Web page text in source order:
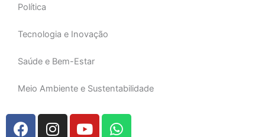
Política
Tecnologia e Inovação
Saúde e Bem-Estar
Meio Ambiente e Sustentabilidade
F
I
Y
W